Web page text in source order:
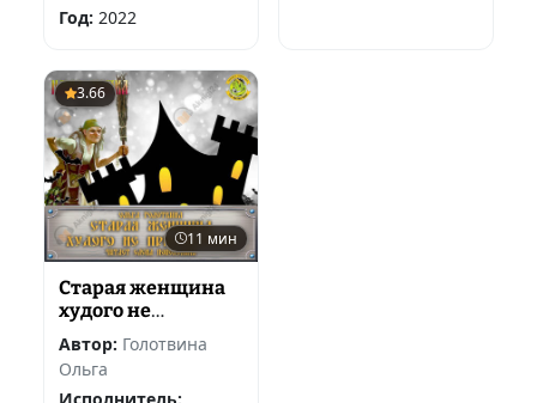
Год: 2022
3.66
11 мин
Старая женщина
худого не
присоветует
Автор: Голотвина
Ольга